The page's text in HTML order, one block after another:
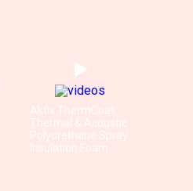
Akfix ThermCoat
Thermal & Acoustic
Polyurethane Spray
Insulation Foam